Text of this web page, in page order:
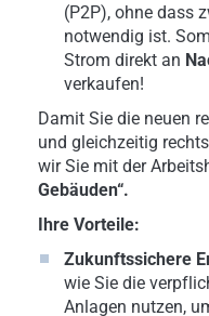
(P2P), ohne dass
notwendig ist.
Strom direkt an
verkaufen!
Damit Sie die neuen
und gleichzeitig
wir Sie mit der
Gebäuden“.
Ihre Vorteile:
Zukunftssichere
wie Sie die
Anlagen nutzen,